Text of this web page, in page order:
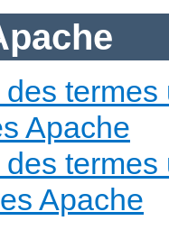
Apache
Apache